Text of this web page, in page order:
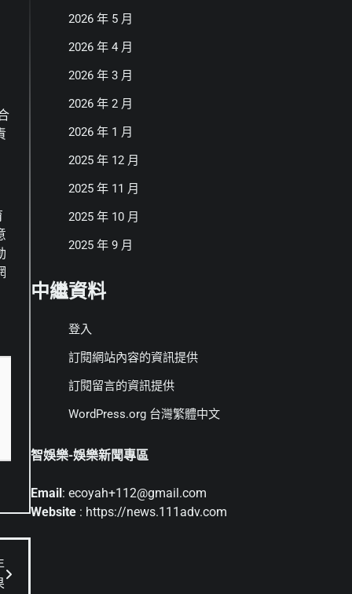
2026 年 5 月
2026 年 4 月
2026 年 3 月
2026 年 2 月
2026 年 1 月
2025 年 12 月
2025 年 11 月
2025 年 10 月
2025 年 9 月
中繼資料
登入
訂閱網站內容的資訊提供
訂閱留言的資訊提供
WordPress.org 台灣繁體中文
智娛樂-娛樂新聞專區
Email : ecoyah+112@gmail.com
Website : https://news.111adv.com